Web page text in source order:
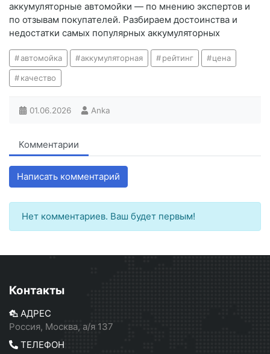
аккумуляторные автомойки — по мнению экспертов и
по отзывам покупателей. Разбираем достоинства и
недостатки самых популярных аккумуляторных
автомойка аккумуляторная рейтинг цена
качество
01.06.2026 Anka
Комментарии
Написать комментарий
Нет комментариев. Ваш будет первым!
Контакты
АДРЕС
Россия, Москва, а/я 137
ТЕЛЕФОН